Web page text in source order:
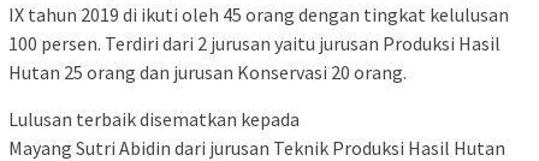
IX tahun 2019 di ikuti oleh 45 orang dengan tingkat kelulusan
100 persen. Terdiri dari 2 jurusan yaitu jurusan Produksi Hasil
Hutan 25 orang dan jurusan Konservasi 20 orang.
Lulusan terbaik disematkan kepada
Mayang Sutri Abidin dari jurusan Teknik Produksi Hasil Hutan